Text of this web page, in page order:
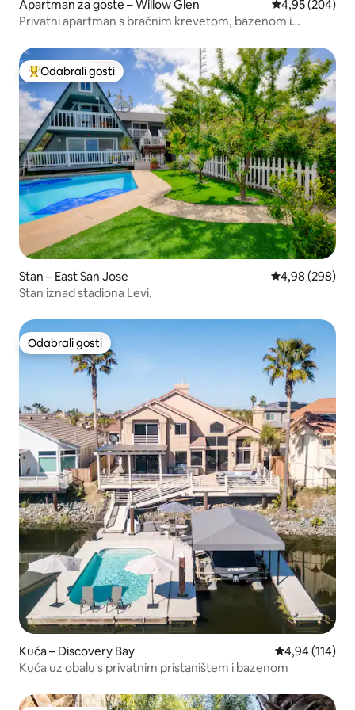
Apartman za goste – Willow Glen Prosječna
4,95 (204)
Privatni apartman s bračnim krevetom, bazenom i
Među najviše rangiranima s oznakom „Odabrali gosti”
Odabrali gosti
Stan – East San Jose Prosječna
4,98 (298)
Stan iznad stadiona Levi.
Odabrali gosti
Odabrali gosti
Kuća – Discovery Bay Prosječna
4,94 (114)
Kuća uz obalu s privatnim pristaništem i bazenom